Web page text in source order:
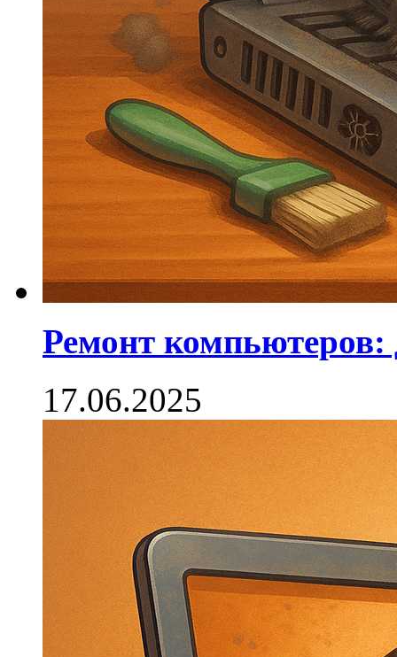
Ремонт компьютеров:
17.06.2025